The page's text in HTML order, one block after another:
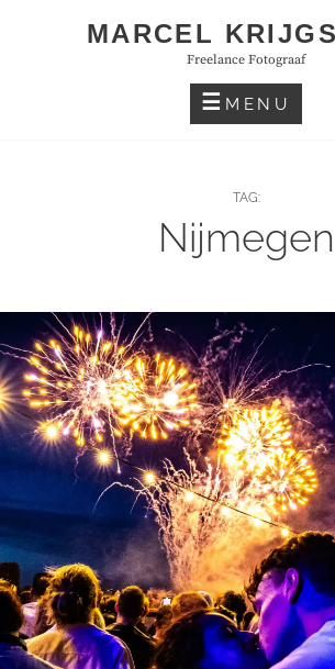
MARCEL
Freelance Fotograaf
MENU
TAG:
Nijmegen